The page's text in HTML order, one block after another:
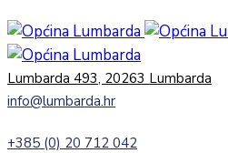
Lumbarda 493, 20263 Lumbarda
info@lumbarda.hr
+385 (0) 20 712 042